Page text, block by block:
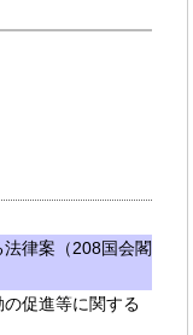
律案（208国会閣
促進等に関する